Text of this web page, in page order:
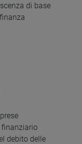
di base
finanziario
debito delle